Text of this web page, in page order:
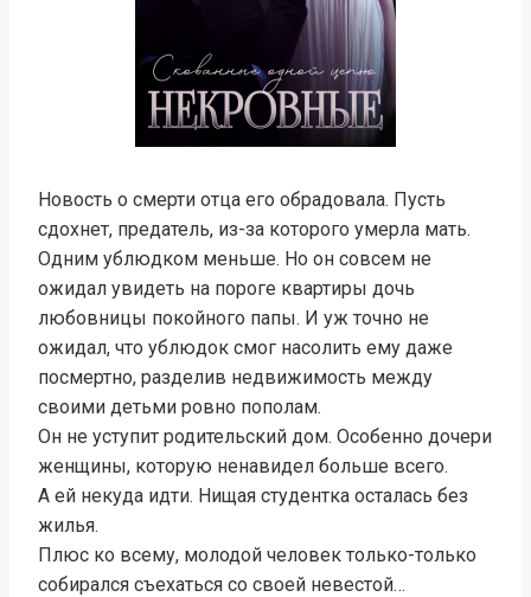
Новость о смерти отца его обрадовала. Пусть
сдохнет, предатель, из-за которого умерла мать.
Одним ублюдком меньше. Но он совсем не
ожидал увидеть на пороге квартиры дочь
любовницы покойного папы. И уж точно не
ожидал, что ублюдок смог насолить ему даже
посмертно, разделив недвижимость между
своими детьми ровно пополам.
Он не уступит родительский дом. Особенно дочери
женщины, которую ненавидел больше всего.
А ей некуда идти. Нищая студентка осталась без
жилья.
Плюс ко всему, молодой человек только-только
собирался съехаться со своей невестой…